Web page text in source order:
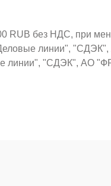
RUB без НДС, при
линии",
линии", "СДЭК", АО